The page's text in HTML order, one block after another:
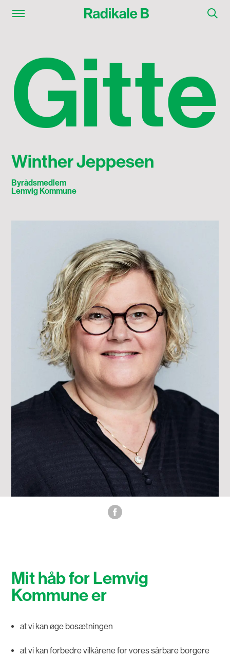
Gitte
Winther Jeppesen
Byrådsmedlem
Lemvig Kommune
Mit håb for Lemvig
Kommune er
at vi kan øge bosætningen
at vi kan forbedre vilkårene for vores sårbare borgere